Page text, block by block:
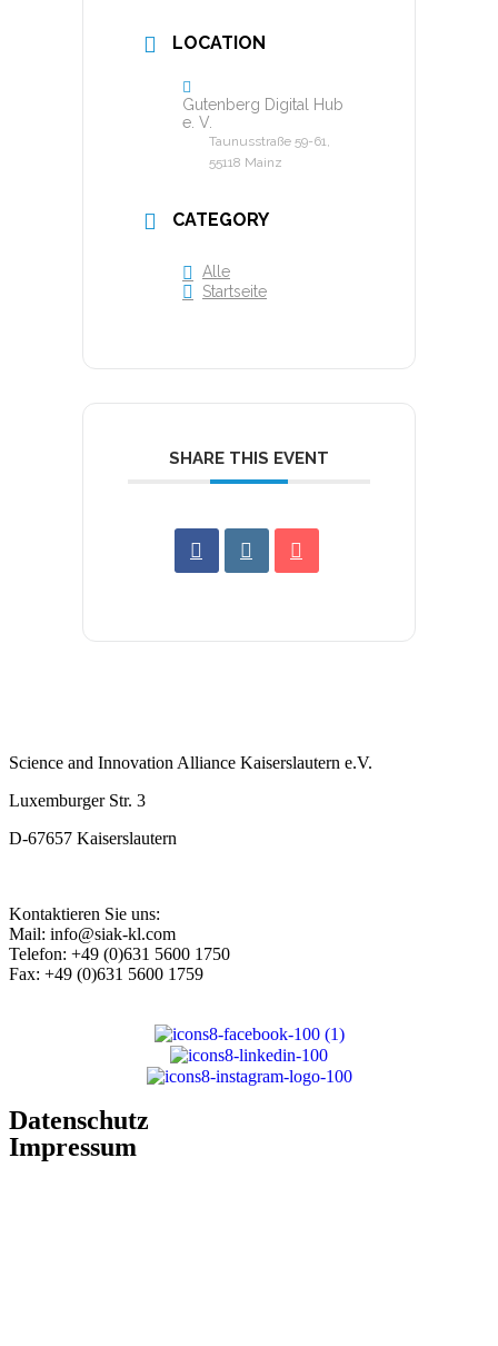
LOCATION
Gutenberg Digital Hub
e. V.
Taunusstraße 59-61,
55118 Mainz
CATEGORY
Alle
Startseite
SHARE THIS EVENT
Science and Innovation Alliance Kaiserslautern e.V.
Luxemburger Str. 3
D-67657 Kaiserslautern
Kontaktieren Sie uns:
Mail: info@siak-kl.com
Telefon: +49 (0)631 5600 1750
Fax: +49 (0)631 5600 1759
Datenschutz
Impressum